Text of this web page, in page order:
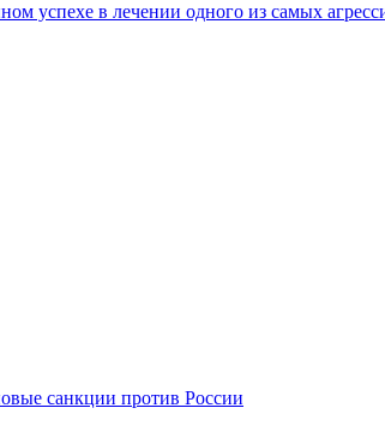
успехе в лечении одного из самых
санкции против России